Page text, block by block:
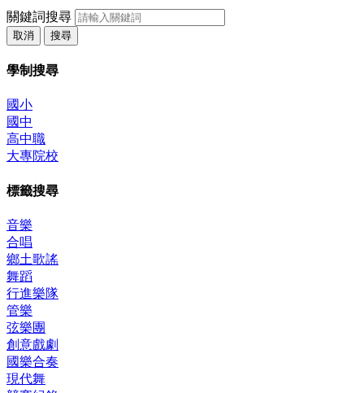
關鍵詞搜尋
取消 搜尋
學制搜尋
國小
國中
高中職
大專院校
標籤搜尋
音樂
合唱
鄉土歌謠
舞蹈
行進樂隊
管樂
弦樂團
創意戲劇
國樂合奏
現代舞